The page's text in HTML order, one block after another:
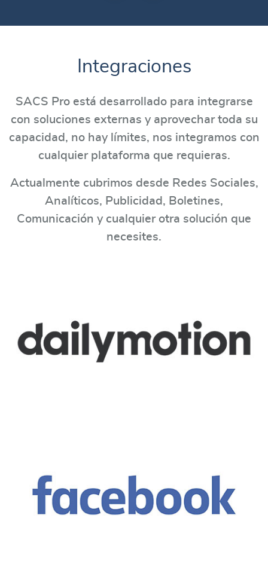
Integraciones
SACS Pro está desarrollado para integrarse
con soluciones externas y aprovechar toda su
capacidad, no hay límites, nos integramos con
cualquier plataforma que requieras.
Actualmente cubrimos desde Redes Sociales,
Analíticos, Publicidad, Boletines,
Comunicación y cualquier otra solución que
necesites.